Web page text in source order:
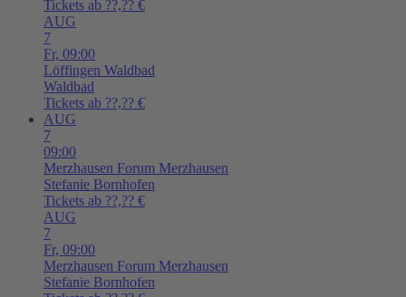
Tickets ab ??,?? €
AUG
7
Fr, 09:00
Löffingen Waldbad
Waldbad
Tickets ab ??,?? €
AUG
7
09:00
Merzhausen Forum Merzhausen
Stefanie Bornhofen
Tickets ab ??,?? €
AUG
7
Fr, 09:00
Merzhausen Forum Merzhausen
Stefanie Bornhofen